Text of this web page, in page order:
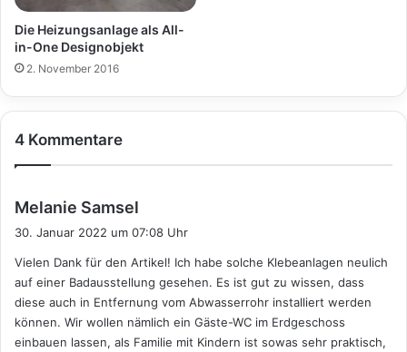
Die Heizungsanlage als All-
in-One Designobjekt
2. November 2016
4 Kommentare
Melanie Samsel
a
t
:
30. Januar 2022 um 07:08 Uhr
Vielen Dank für den Artikel! Ich habe solche Klebeanlagen neulich
auf einer Badausstellung gesehen. Es ist gut zu wissen, dass
diese auch in Entfernung vom Abwasserrohr installiert werden
können. Wir wollen nämlich ein Gäste-WC im Erdgeschoss
einbauen lassen, als Familie mit Kindern ist sowas sehr praktisch,